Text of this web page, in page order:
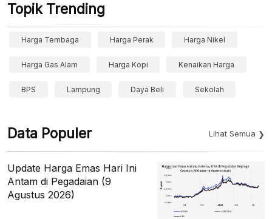
Topik Trending
Harga Tembaga Harga Perak Harga Nikel
Harga Gas Alam Harga Kopi Kenaikan Harga
BPS Lampung Daya Beli Sekolah
Data Populer Lihat Semua
Update Harga Emas Hari Ini
Antam di Pegadaian (9
Agustus 2026)